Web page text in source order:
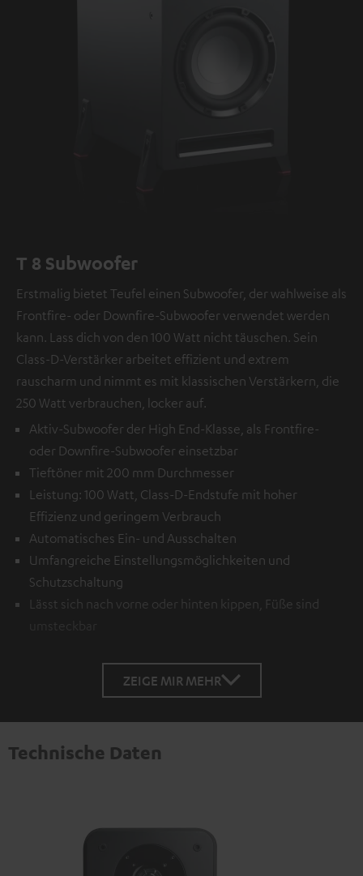
T 8 Subwoofer
Erstmalig bietet Teufel einen Subwoofer, der wahlweise als
Frontfire- oder Downfire-Subwoofer verwendet werden
kann. Lass dich von den 100 Watt nicht täuschen. Sein
Class-D-Verstärker arbeitet effizient und extrem
rauscharm und nimmt es mit klassischen Verstärkern, die
250 Watt verbrauchen, locker auf.
Aktiv-Subwoofer der High End-Klasse, als Frontfire-
oder Downfire-Subwoofer einsetzbar
Tieftöner mit 200 mm Durchmesser
Leistung: 100 Watt, Class-D-Endstufe mit hoher
Effizienz und geringem Verbrauch
Automatisches Ein- und Ausschalten
Umfangreiche Einstellungsmöglichkeiten und
Schutzschaltung
Lässt sich nach vorne oder hinten kippen, Füße sind
ZEIGE MIR MEHR
Technische Daten